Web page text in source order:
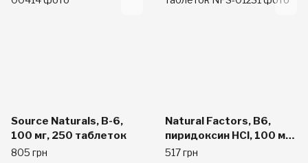
Source Naturals, B-6,
100 мг, 250 таблеток
805 грн
Natural Factors, B6,
пиридоксин HCl, 100 мг,
90 таблеток
517 грн